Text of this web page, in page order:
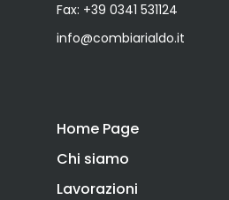
Fax: +39 0341 531124
info@combiarialdo.it
Home Page
Chi siamo
Lavorazioni